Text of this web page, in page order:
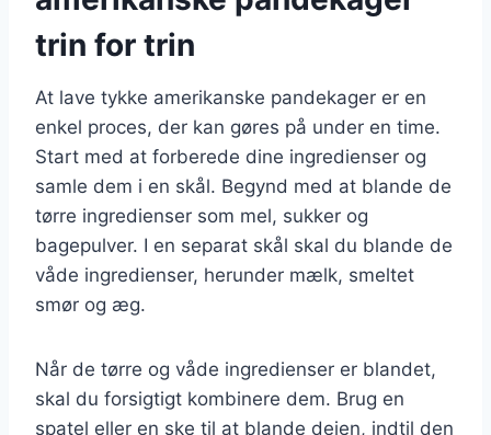
trin for trin
At lave tykke amerikanske pandekager er en
enkel proces, der kan gøres på under en time.
Start med at forberede dine ingredienser og
samle dem i en skål. Begynd med at blande de
tørre ingredienser som mel, sukker og
bagepulver. I en separat skål skal du blande de
våde ingredienser, herunder mælk, smeltet
smør og æg.
Når de tørre og våde ingredienser er blandet,
skal du forsigtigt kombinere dem. Brug en
spatel eller en ske til at blande dejen, indtil den